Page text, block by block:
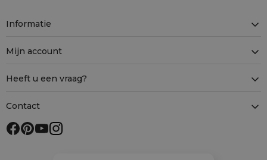
Informatie
Mijn account
Heeft u een vraag?
Contact